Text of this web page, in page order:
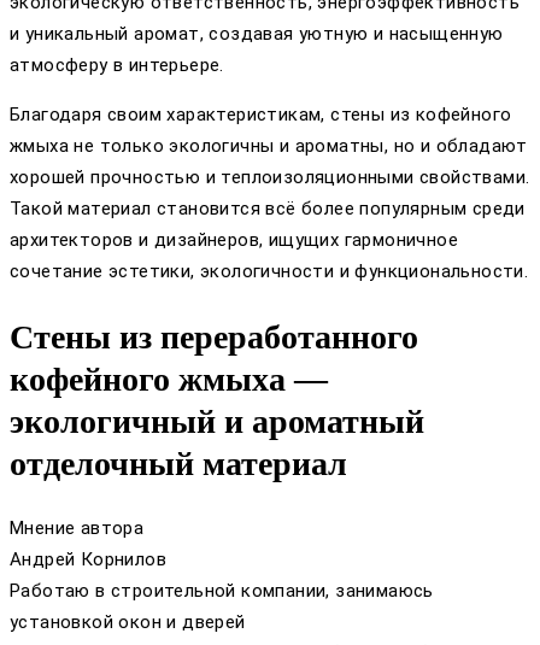
и уникальный аромат, создавая уютную и насыщенную
атмосферу в интерьере.
Благодаря своим характеристикам, стены из кофейного
жмыха не только экологичны и ароматны, но и обладают
хорошей прочностью и теплоизоляционными свойствами.
Такой материал становится всё более популярным среди
архитекторов и дизайнеров, ищущих гармоничное
сочетание эстетики, экологичности и функциональности.
Стены из переработанного
кофейного жмыха —
экологичный и ароматный
отделочный материал
Мнение автора
Андрей Корнилов
Работаю в строительной компании, занимаюсь
установкой окон и дверей